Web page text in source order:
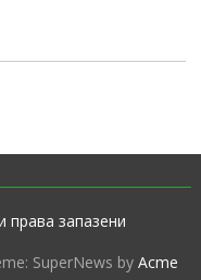
права запазени
SuperNews byAcme